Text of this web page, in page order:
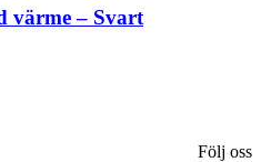
värme – Svart
Följ oss